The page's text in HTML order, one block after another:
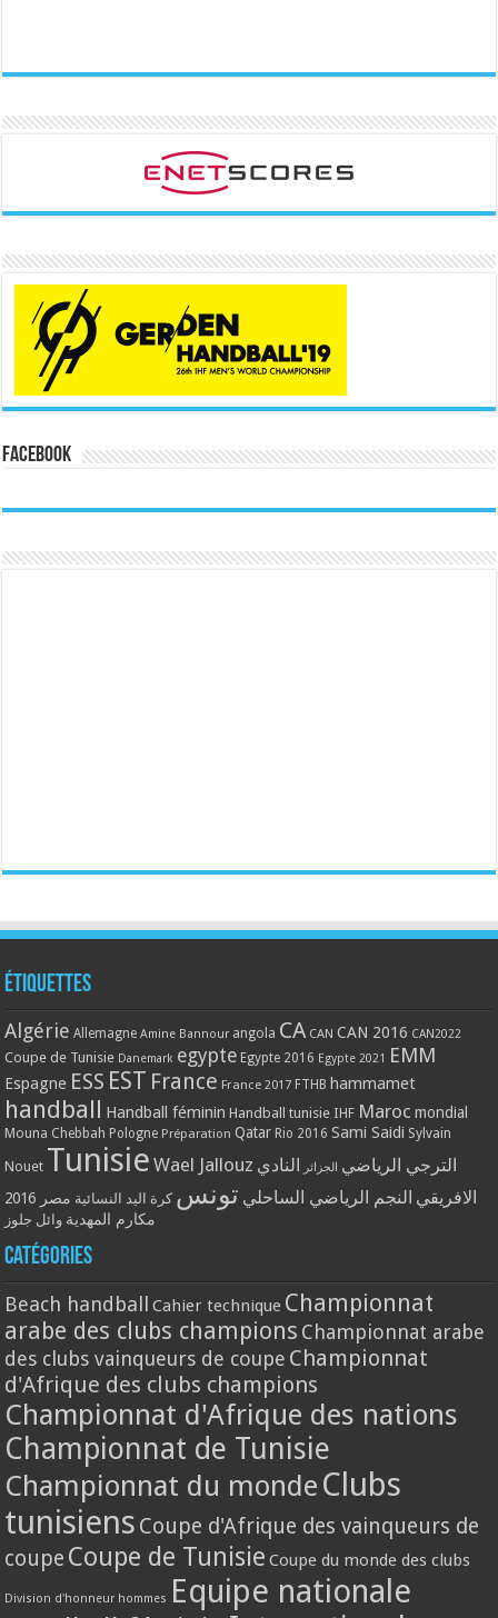
Facebook
Étiquettes
Algérie Allemagne Amine Bannour angola CA CAN CAN 2016 CAN2022
Coupe de Tunisie Danemark egypte Egypte 2016 Egypte 2021 EMM
Espagne ESS EST France France 2017 FTHB hammamet
handball Handball féminin Handball tunisie IHF Maroc mondial
Mouna Chebbah Pologne Préparation Qatar Rio 2016 Sami Saidi Sylvain
Nouet Tunisie Wael Jallouz الترجي الرياضي الجزائر النادي
الافريقي النجم الرياضي الساحلي تونس كرة اليد النسائية مصر 2016
مكارم المهدية وائل جلوز
Catégories
Beach handball Cahier technique Championnat
arabe des clubs champions Championnat arabe
des clubs vainqueurs de coupe Championnat
d'Afrique des clubs champions
Championnat d'Afrique des nations
Championnat de Tunisie
Championnat du monde Clubs
tunisiens Coupe d'Afrique des vainqueurs de
coupe Coupe de Tunisie Coupe du monde des clubs
Division d'honneur hommes Equipe nationale